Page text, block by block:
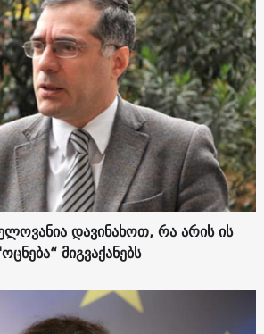
დავინახოთ, რა არის ის
მიგვაქანებს